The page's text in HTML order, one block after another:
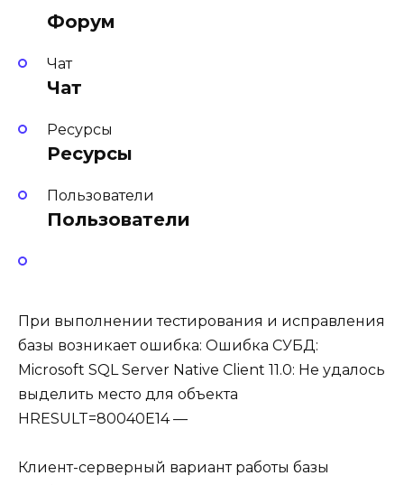
Форум
Чат
Чат
Ресурсы
Ресурсы
Пользователи
Пользователи
При выполнении тестирования и исправления
базы возникает ошибка: Ошибка СУБД:
Microsoft SQL Server Native Client 11.0: Не удалось
выделить место для объекта
HRESULT=80040E14 —
Клиент-серверный вариант работы базы